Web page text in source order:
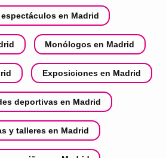
en Madrid
Monólogos en Madrid
Exposiciones en Madrid
deportivas en Madrid
y talleres en Madrid